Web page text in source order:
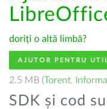
doriți o altă limbă?
AJUTOR PENTRU
2.5 MB (Torent,
SDK și cod